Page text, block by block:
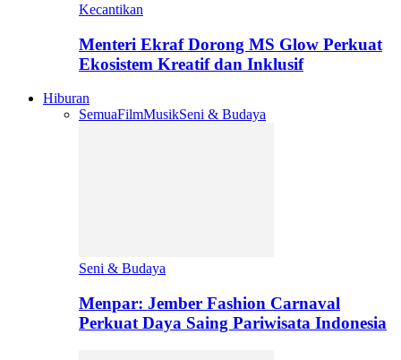
Kecantikan
Menteri Ekraf Dorong MS Glow Perkuat
Ekosistem Kreatif dan Inklusif
Hiburan
SemuaFilmMusikSeni & Budaya
Seni & Budaya
Menpar: Jember Fashion Carnaval
Perkuat Daya Saing Pariwisata Indonesia